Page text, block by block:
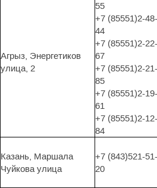
Агрыз, Энергетиков
улица, 2
55
+7 (85551)2-48-
44
+7 (85551)2-22-
67
+7 (85551)2-21-
85
+7 (85551)2-19-
61
+7 (85551)2-12-
84
Казань, Маршала
Чуйкова улица
+7 (843)521-51-
20